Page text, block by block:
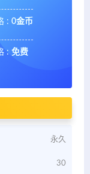
: 0金币
: 免费
永久
30